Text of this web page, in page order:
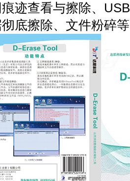
迹查看与擦除、
底擦除、文件粉碎